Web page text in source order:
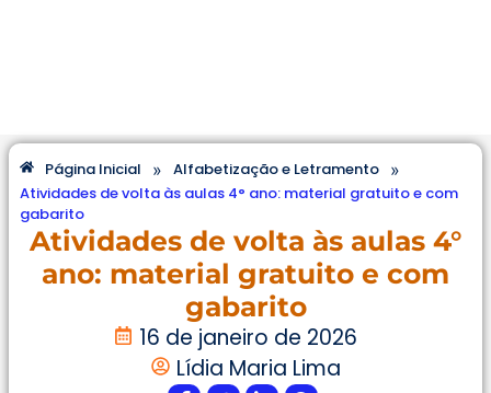
Página Inicial » Alfabetização e Letramento »
Atividades de volta às aulas 4° ano: material gratuito e com
gabarito
Atividades de volta às aulas 4°
ano: material gratuito e com
gabarito
16 de janeiro de 2026
Lídia Maria Lima